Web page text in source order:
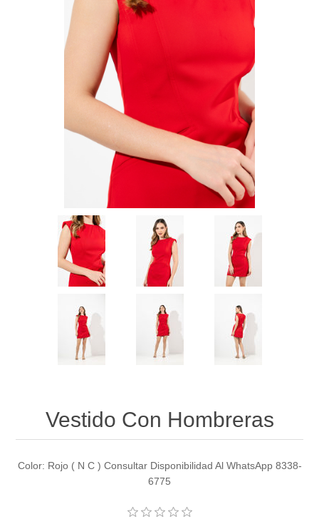
Vestido Con Hombreras
Color: Rojo ( N C ) Consultar Disponibilidad Al WhatsApp 8338-
6775